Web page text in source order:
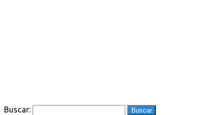
Buscar: